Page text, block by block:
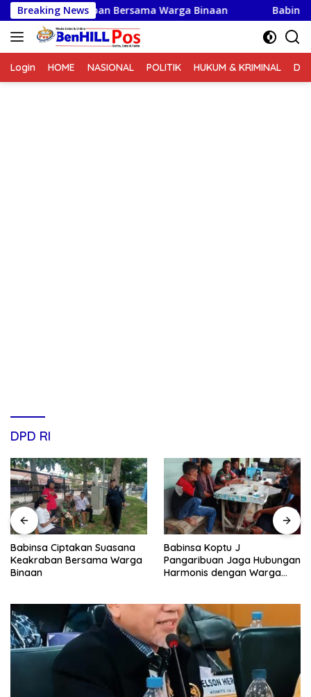
Langsung
ke
konten
Breaking NewsBersama Warga Binaan Babinsa Koptu J
Login HOME NASIONAL POLITIK HUKUM & KRIMINAL
DPD RI
Babinsa Koptu J
Pangaribuan Jaga Hubungan
Harmonis dengan Warga
Babinsa Jalin Komunikasi
dan Ajak Warga Binaan
Peduli Kebersihan